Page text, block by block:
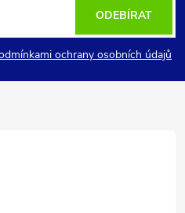
ochrany osobních údajů
ODEBÍRAT